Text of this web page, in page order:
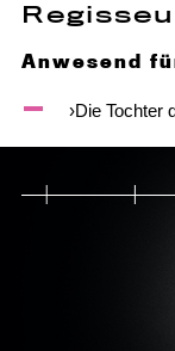
Anwesend
›Die Tochter